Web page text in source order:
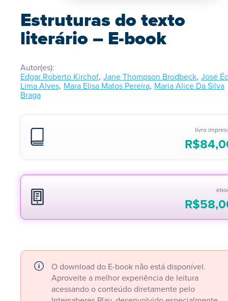
Estruturas do texto
literário – E-book
Autor(es):
Edgar Roberto Kirchof, Jane Thompson Brodbeck, José
Lima Alves, Mara Elisa Matos Pereira, Maria Alice Da Silva
Braga
livro
R$
R$
O download do E-book não está disponível.
Aproveite a melhor experiência de leitura
acessando o conteúdo diretamente pelo